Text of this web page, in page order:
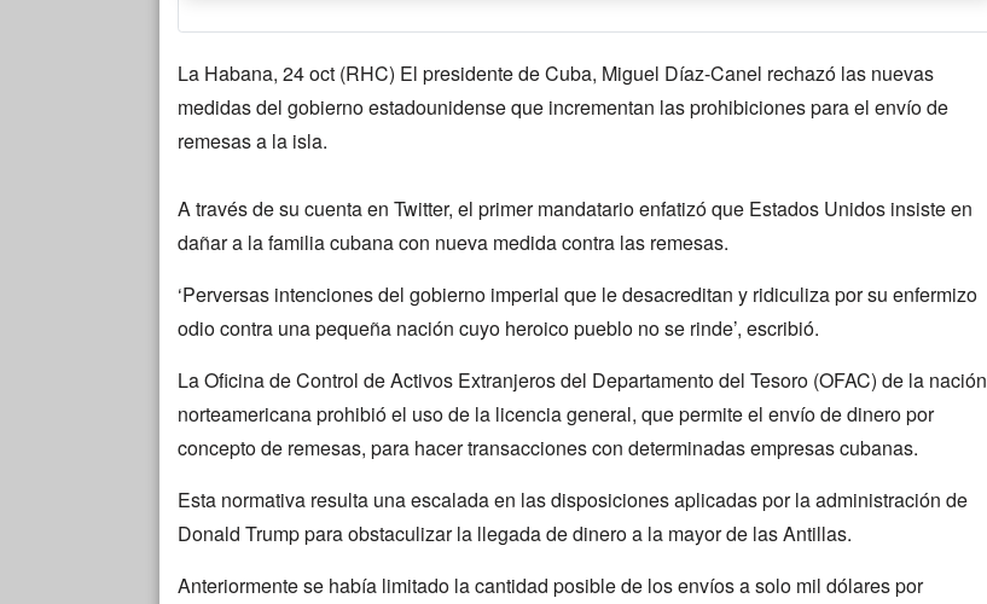
La Habana, 24 oct (RHC) El presidente de Cuba, Miguel Díaz-Canel rechazó las nuevas
medidas del gobierno estadounidense que incrementan las prohibiciones para el envío de
remesas a la isla.
A través de su cuenta en Twitter, el primer mandatario enfatizó que Estados Unidos insiste en
dañar a la familia cubana con nueva medida contra las remesas.
‘Perversas intenciones del gobierno imperial que le desacreditan y ridiculiza por su enfermizo
odio contra una pequeña nación cuyo heroico pueblo no se rinde’, escribió.
La Oficina de Control de Activos Extranjeros del Departamento del Tesoro (OFAC) de la nación
norteamericana prohibió el uso de la licencia general, que permite el envío de dinero por
concepto de remesas, para hacer transacciones con determinadas empresas cubanas.
Esta normativa resulta una escalada en las disposiciones aplicadas por la administración de
Donald Trump para obstaculizar la llegada de dinero a la mayor de las Antillas.
Anteriormente se había limitado la cantidad posible de los envíos a solo mil dólares por